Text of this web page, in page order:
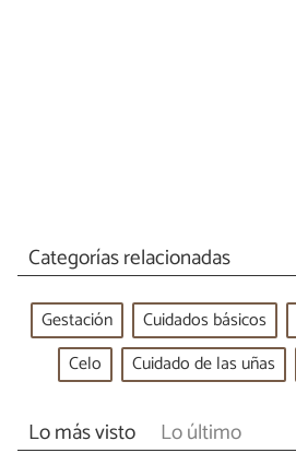
Categorías relacionadas
Gestación Cuidados básicos
Celo
Cuidado de las uñas
Lo más visto Lo último